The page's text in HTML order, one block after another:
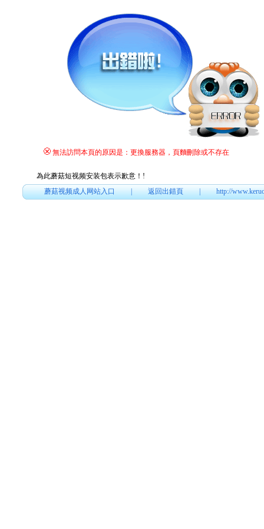
無法訪問本頁的原因是：更換服務器，頁麵刪除或不存在
為此蘑菇短视频安装包表示歉意！ !
蘑菇视频成人网站入口|返回出錯頁|http://